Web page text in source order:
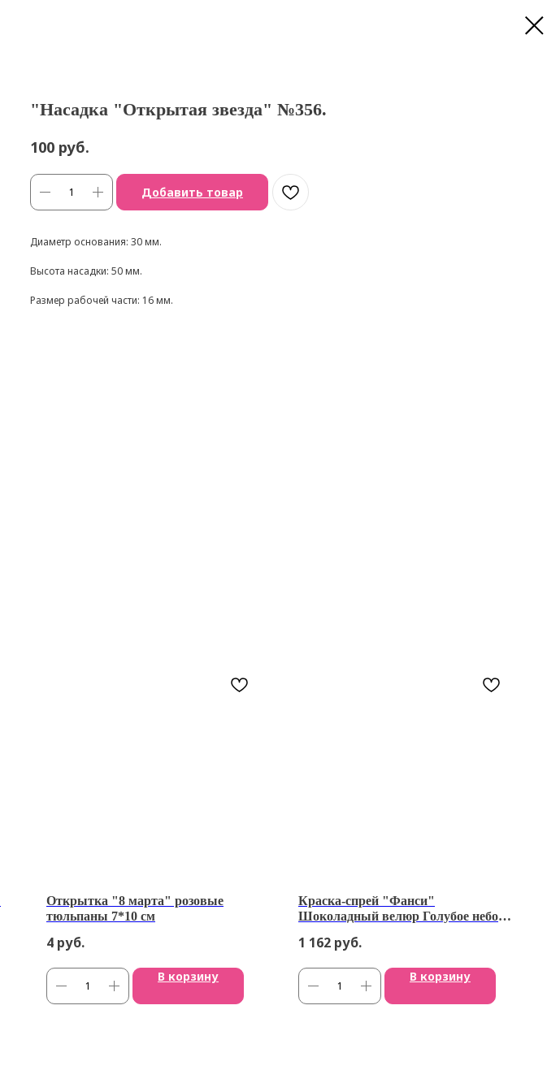
"Насадка "Открытая звезда" №356.
100 руб.
Добавить товар
Диаметр основания: 30 мм.
Высота насадки: 50 мм.
Размер рабочей части: 16 мм.
Открытка "8 марта" розовые
тюльпаны 7*10 см
4 руб.
В корзину
Краска-спрей "Фанси"
Шоколадный велюр Голубое небо
1 162 руб.
В корзину